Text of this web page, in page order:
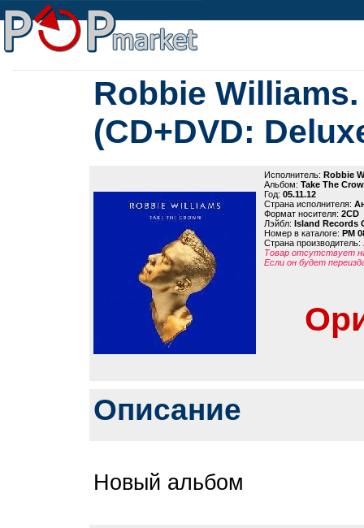
Robbie
(CD+DVD:
Исполнитель: Robbie
Альбом: Take The
Год: 05.11.12
Страна исполнителя:
Формат носителя: 2CD
Лэйбл: Island Records
Номер в каталоге: PM
Страна производитель:
Товар отсутствует
Если он будет
Описание
Новый альбом